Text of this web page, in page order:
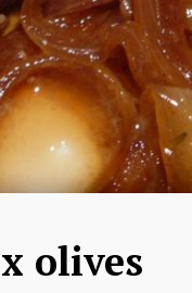
olives